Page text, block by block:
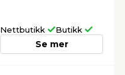
Nettbutikk Butikk
Se mer